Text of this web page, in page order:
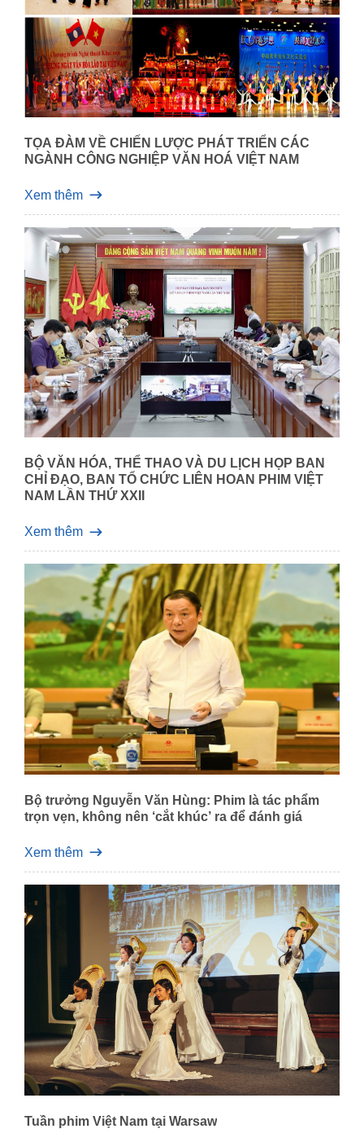
TỌA ĐÀM VỀ CHIẾN LƯỢC PHÁT TRIỂN CÁC
NGÀNH CÔNG NGHIỆP VĂN HOÁ VIỆT NAM
Xem thêm
BỘ VĂN HÓA, THỂ THAO VÀ DU LỊCH HỌP BAN
CHỈ ĐẠO, BAN TỔ CHỨC LIÊN HOAN PHIM VIỆT
NAM LẦN THỨ XXII
Xem thêm
Bộ trưởng Nguyễn Văn Hùng: Phim là tác phẩm
trọn vẹn, không nên ‘cắt khúc’ ra để đánh giá
Xem thêm
Tuần phim Việt Nam tại Warsaw